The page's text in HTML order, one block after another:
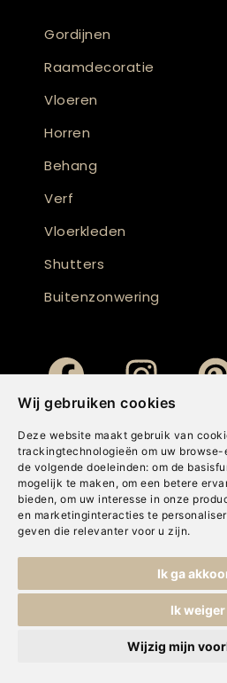
Wij gebruiken cookies
Deze website maakt gebruik van
trackingtechnologieën om uw
de volgende doeleinden: om de
mogelijk te maken , om een betere
bieden, om uw interesse in onze
en marketinginteracties te
geven die relevanter voor u zijn.
Ik ga
Ik weiger
Wijzig mijn
Gordijnen
Raamdecoratie
Vloeren
Horren
Behang
Verf
Vloerkleden
Shutters
Buitenzonwering
Cookies